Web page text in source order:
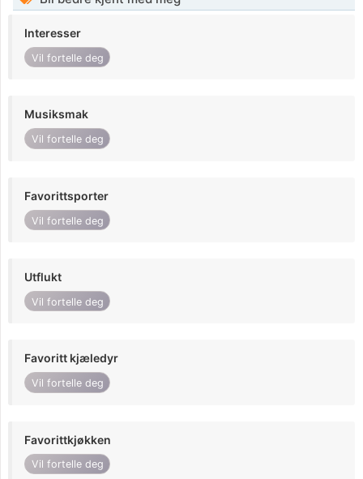
Interesser
Vil fortelle deg
Musiksmak
Vil fortelle deg
Favorittsporter
Vil fortelle deg
Utflukt
Vil fortelle deg
Favoritt kjæledyr
Vil fortelle deg
Favorittkjøkken
Vil fortelle deg